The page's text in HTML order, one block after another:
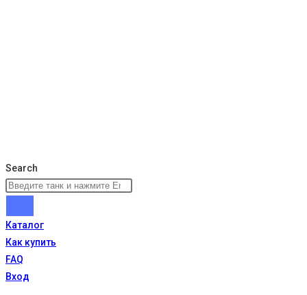
Search
Каталог
Как купить
FAQ
Вход